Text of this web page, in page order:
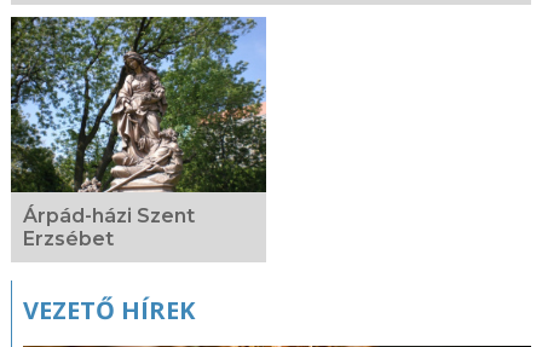
Kapcsolódó
fotógaléria
Árpád-házi Szent
Erzsébet
VEZETŐ HÍREK